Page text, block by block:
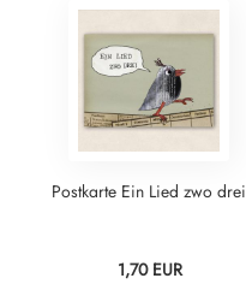
Postkarte Ein Lied zwo drei
1,70 EUR